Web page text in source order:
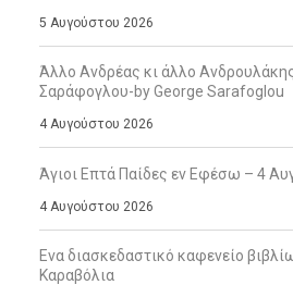
5 Αυγούστου 2026
Άλλο Ανδρέας κι άλλο
Σαράφογλου-by George Sarafoglou
4 Αυγούστου 2026
Άγιοι Επτά Παίδες εν Εφέσω – 4
4 Αυγούστου 2026
Ενα διασκεδαστικό καφενείο
Καραβόλια